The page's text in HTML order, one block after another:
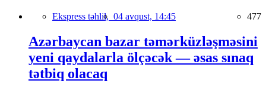
Ekspress təhlil, 04 avqust, 14:45 477
Azərbaycan bazar təmərküzləşməsini
yeni qaydalarla ölçəcək — əsas sınaq
tətbiq olacaq